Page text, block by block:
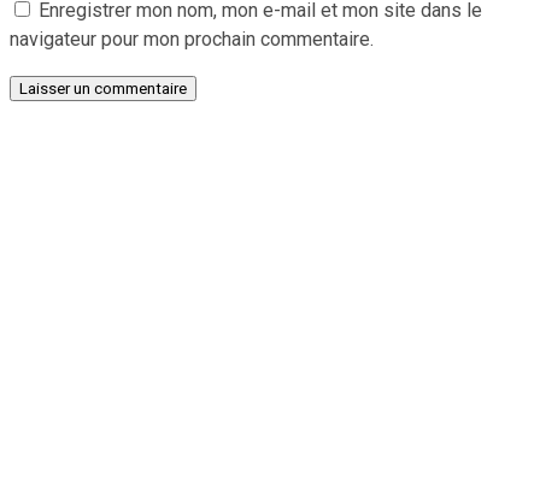
Enregistrer mon nom, mon e-mail et mon site dans le
navigateur pour mon prochain commentaire.